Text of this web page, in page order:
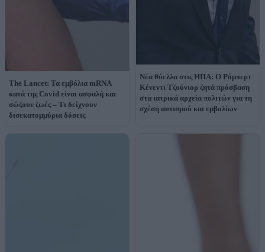
The Lancet: Τα εμβόλια mRNA
κατά της Covid είναι ασφαλή και
σώζουν ζωές – Τι δείχνουν
δισεκατομμύρια δόσεις
Νέα θύελλα στις ΗΠΑ: Ο Ρόμπερτ
Κένεντι Τζούνιορ ζητά πρόσβαση
στα ιατρικά αρχεία πολιτών για τη
σχέση αυτισμού και εμβολίων